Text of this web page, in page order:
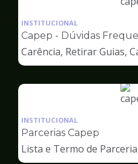
INSTITUCIONAL
Capep - Dúvidas
Carência, Retirar Guias,
INSTITUCIONAL
Parcerias Capep
Lista e Termo de Parceria